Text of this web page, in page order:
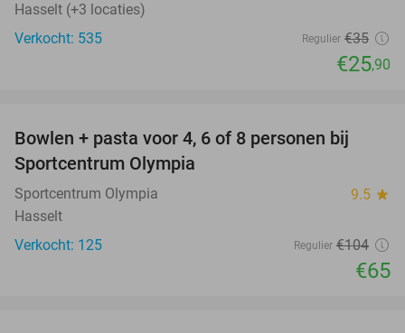
Hasselt (+3 locaties)
Verkocht: 535
Regulier €35
€25,90
Bowlen + pasta voor 4, 6 of 8 personen bij
Sportcentrum Olympia
Sportcentrum Olympia 9.5 star
Hasselt
Verkocht: 125
Regulier €104
€65